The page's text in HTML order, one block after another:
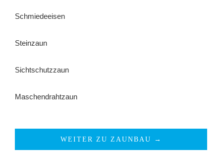
Schmiedeeisen
Steinzaun
Sichtschutzzaun
Maschendrahtzaun
WEITER ZU ZAUNBAU →